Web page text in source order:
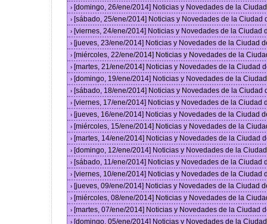
› [domingo, 26/ene/2014] Noticias y Novedades de la
› [sábado, 25/ene/2014] Noticias y Novedades de la Ciudad
› [viernes, 24/ene/2014] Noticias y Novedades de la Ciudad
› [jueves, 23/ene/2014] Noticias y Novedades de la Ciudad
› [miércoles, 22/ene/2014] Noticias y Novedades de la
› [martes, 21/ene/2014] Noticias y Novedades de la Ciudad
› [domingo, 19/ene/2014] Noticias y Novedades de la
› [sábado, 18/ene/2014] Noticias y Novedades de la Ciudad
› [viernes, 17/ene/2014] Noticias y Novedades de la Ciudad
› [jueves, 16/ene/2014] Noticias y Novedades de la Ciudad
› [miércoles, 15/ene/2014] Noticias y Novedades de la
› [martes, 14/ene/2014] Noticias y Novedades de la Ciudad
› [domingo, 12/ene/2014] Noticias y Novedades de la
› [sábado, 11/ene/2014] Noticias y Novedades de la Ciudad
› [viernes, 10/ene/2014] Noticias y Novedades de la Ciudad
› [jueves, 09/ene/2014] Noticias y Novedades de la Ciudad
› [miércoles, 08/ene/2014] Noticias y Novedades de la
› [martes, 07/ene/2014] Noticias y Novedades de la Ciudad
› [domingo, 05/ene/2014] Noticias y Novedades de la